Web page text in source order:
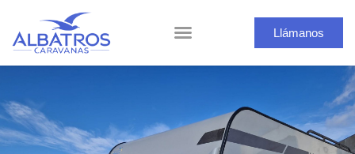
Llámanos